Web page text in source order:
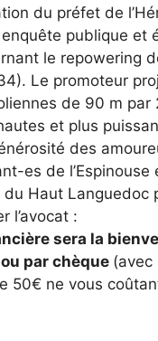
du préfet de
publique et
le repowering
Le promoteur
de 90 m par
et plus
des
es de l’Espinouse
Haut Languedoc
l’avocat :
sera la
par chèque (avec
50€ ne vous